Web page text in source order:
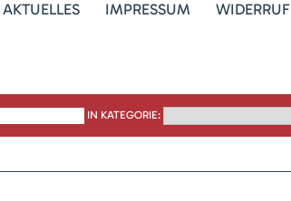
AKTUELLES IMPRESSUM WIDERRUF
IN KATEGORIE: